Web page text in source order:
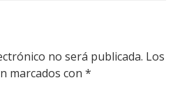
no será publicada. Los
marcados con *